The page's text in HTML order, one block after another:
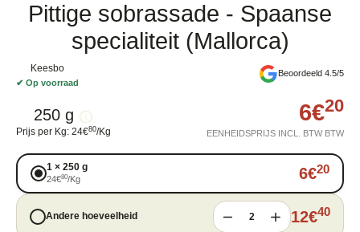
Pittige sobrassade - Spaanse
specialiteit (Mallorca)
Keesbo
✔ Op voorraad
Beoordeeld 4.5/5
250 g
Prijs per Kg: 24€80/Kg
6€20
EENHEIDSPRIJS INCL. BTW BTW
1 × 250 g
24€80/Kg 6€20
Andere hoeveelheid 2 12€40